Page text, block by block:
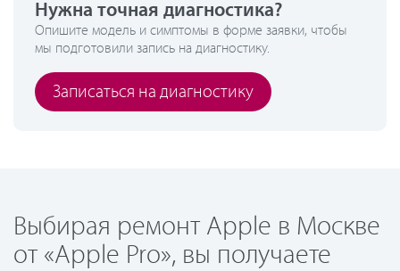
Нужна точная диагностика?
Опишите модель и симптомы в форме заявки, чтобы
мы подготовили запись на диагностику.
Записаться на диагностику
Выбирая ремонт Apple в Москве
от «Apple Pro», вы получаете